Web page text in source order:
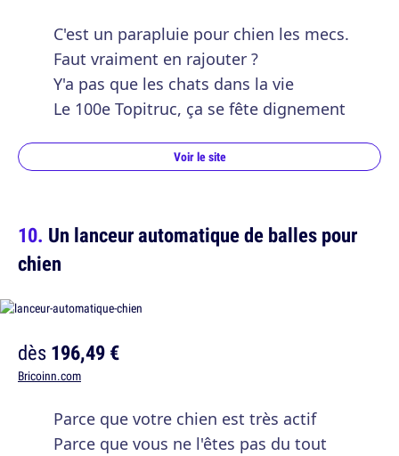
C'est un parapluie pour chien les mecs.
Faut vraiment en rajouter ?
Y'a pas que les chats dans la vie
Le 100e Topitruc, ça se fête dignement
Voir le site
Un lanceur automatique de balles pour
chien
dès196,49 €
Bricoinn.com
Parce que votre chien est très actif
Parce que vous ne l'êtes pas du tout